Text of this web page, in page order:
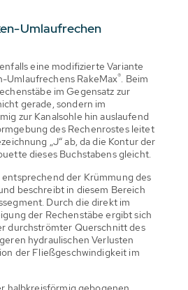
Umlaufrechen
eine modifizierte Variante
Umlaufrechens RakeMax®. Beim
im Gegensatz zur
gerade, sondern im
zur Kanalsohle hin auslaufend
des Rechenrostes leitet
„J“ ab, da die Kontur der
dieses Buchstabens gleicht.
der Krümmung des
beschreibt in diesem Bereich
Durch die direkt im
der Rechenstäbe ergibt sich
durchströmter Querschnitt des
hydraulischen Verlusten
der Fließgeschwindigkeit im